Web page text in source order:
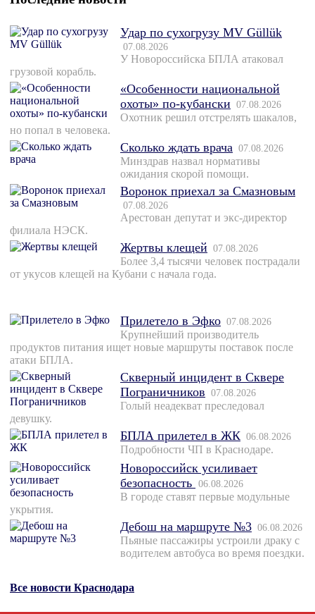
Удар по сухогрузу MV Güllük
07.08.2026
У Новороссийска БПЛА атаковал
грузовой корабль.
«Особенности национальной
охоты» по-кубански 07.08.2026
Охотник решил отстрелять шакалов,
но попал в человека.
Сколько ждать врача 07.08.2026
Минздрав назвал нормативы
ожидания скорой помощи.
Воронок приехал за Смазновым
07.08.2026
Арестован депутат и экс-директор
филиала НЭСК.
Жертвы клещей 07.08.2026
Более 3,4 тысячи человек пострадали
от укусов клещей на Кубани с начала года.
Прилетело в Эфко 07.08.2026
Крупнейший производитель
продуктов питания ищет новые маршруты поставок после
атаки БПЛА.
Скверный инцидент в Сквере
Пограничников 07.08.2026
Голый неадекват преследовал
девушку.
БПЛА прилетел в ЖК 06.08.2026
Подробности ЧП в Краснодаре.
Новороссийск усиливает
безопасность 06.08.2026
В городе ставят первые модульные
укрытия.
Дебош на маршруте №3 06.08.2026
Пьяные пассажиры устроили драку с
водителем автобуса во время поездки.
Все новости Краснодара